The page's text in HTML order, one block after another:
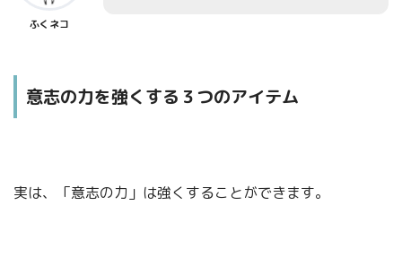
ふくネコ
意志の力を強くする３つのアイテム
実は、「意志の力」は強くすることができます。